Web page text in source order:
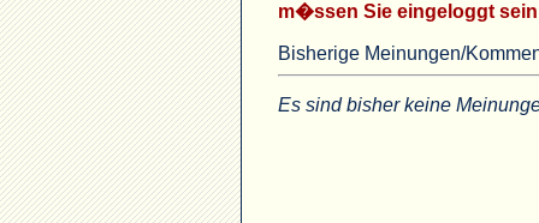
m�ssen Sie eingeloggt
Bisherige Meinungen/
Es sind bisher keine